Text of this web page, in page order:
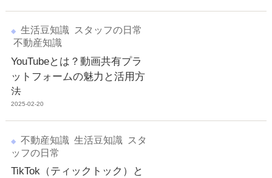
生活豆知識 スタッフの日常
不動産知識
YouTubeとは？動画共有プラ
ットフォームの魅力と活用方
法
2025-02-20
不動産知識 生活豆知識 スタ
ッフの日常
TikTok（ティックトック）と